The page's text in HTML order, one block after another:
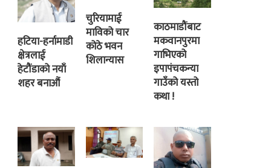
हटिया-हर्नामाडी
क्षेत्रलाई
हेटौंडाको नयाँ
शहर बनाऔं
चुरियामाई
माविको चार
कोठे भवन
शिलान्यास
काठमाडौंबाट
मकवानपुरमा
गाभिएको
इपापंचकन्या
गाउँको यस्तो
कथा !